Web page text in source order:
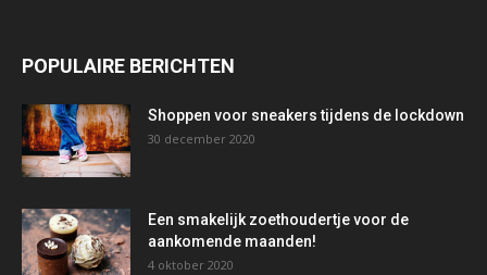
POPULAIRE BERICHTEN
Shoppen voor sneakers tijdens de lockdown
30 december 2020
Een smakelijk zoethoudertje voor de
aankomende maanden!
4 oktober 2020